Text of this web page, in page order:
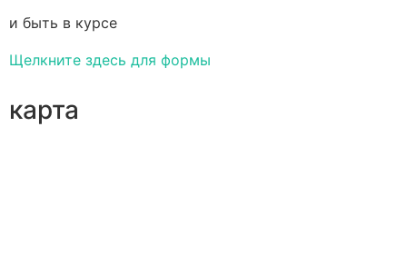
и быть в курсе
Щелкните здесь для формы
карта